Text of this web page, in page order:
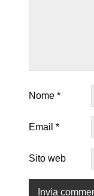
Nome *
Email *
Sito web